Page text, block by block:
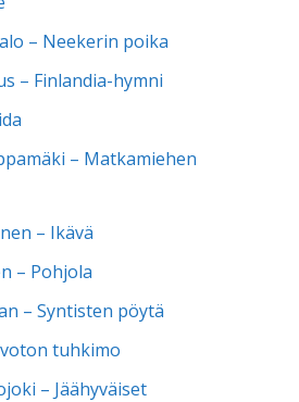
– Neekerin poika
– Finlandia-hymni
– Matkamiehen
– Ikävä
– Pohjola
– Syntisten pöytä
tuhkimo
– Jäähyväiset